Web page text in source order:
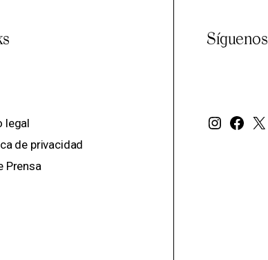
legal
de privacidad
Prensa
Síguenos